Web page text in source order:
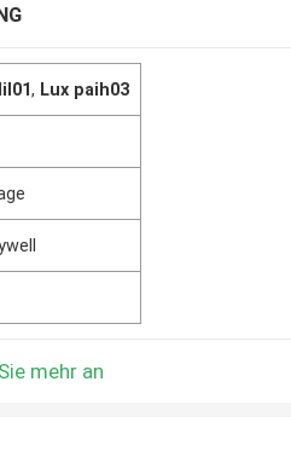
, Lux paih03
mehr an